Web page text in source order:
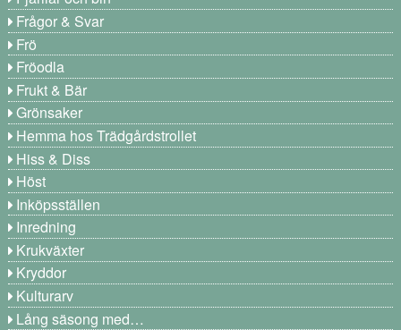
Frågor & Svar
Frö
Fröodla
Frukt & Bär
Grönsaker
Hemma hos Trädgårdstrollet
Hiss & Diss
Höst
Inköpsställen
Inredning
Krukväxter
Kryddor
Kulturarv
Lång säsong med…